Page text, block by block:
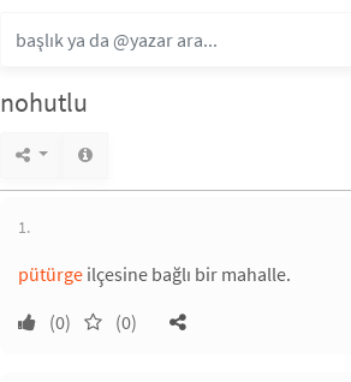
nohutlu
1.
pütürge ilçesine bağlı bir mahalle.
(0)
(0)